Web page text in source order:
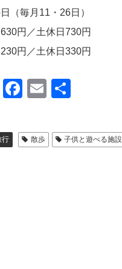
（毎月11・26日）
円／土休日730円
円／土休日330円
Li
F
c
e
E
ail
行 散歩 子供と遊べる施設